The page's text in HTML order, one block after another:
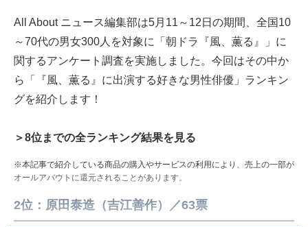
All About ニュース編集部は5月11～12日の期間、全国10
～70代の男女300人を対象に「朝ドラ『風、薫る』」に
関するアンケート調査を実施しました。今回はその中か
ら「『風、薫る』に出演する好きな男性俳優」ランキン
グを紹介します！
＞8位までの全ランキング結果を見る
※本記事で紹介している商品の購入やサービスの利用により、売上の一部が
オールアバウトに還元されることがあります。
2位：原田泰造（吉江善作）／63票